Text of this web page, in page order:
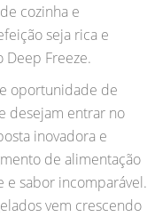
cozinha e
seja rica e
Deep Freeze.
oportunidade de
desejam entrar no
inovadora e
de alimentação
sabor incomparável.
vem crescendo